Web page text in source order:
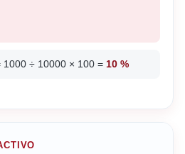
1000 ÷ 10000 × 100 = 10 %